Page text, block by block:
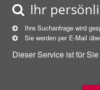
Ihr
Ihre Suchanfrage wird
Sie werden per E-Mail
Dieser Service ist für